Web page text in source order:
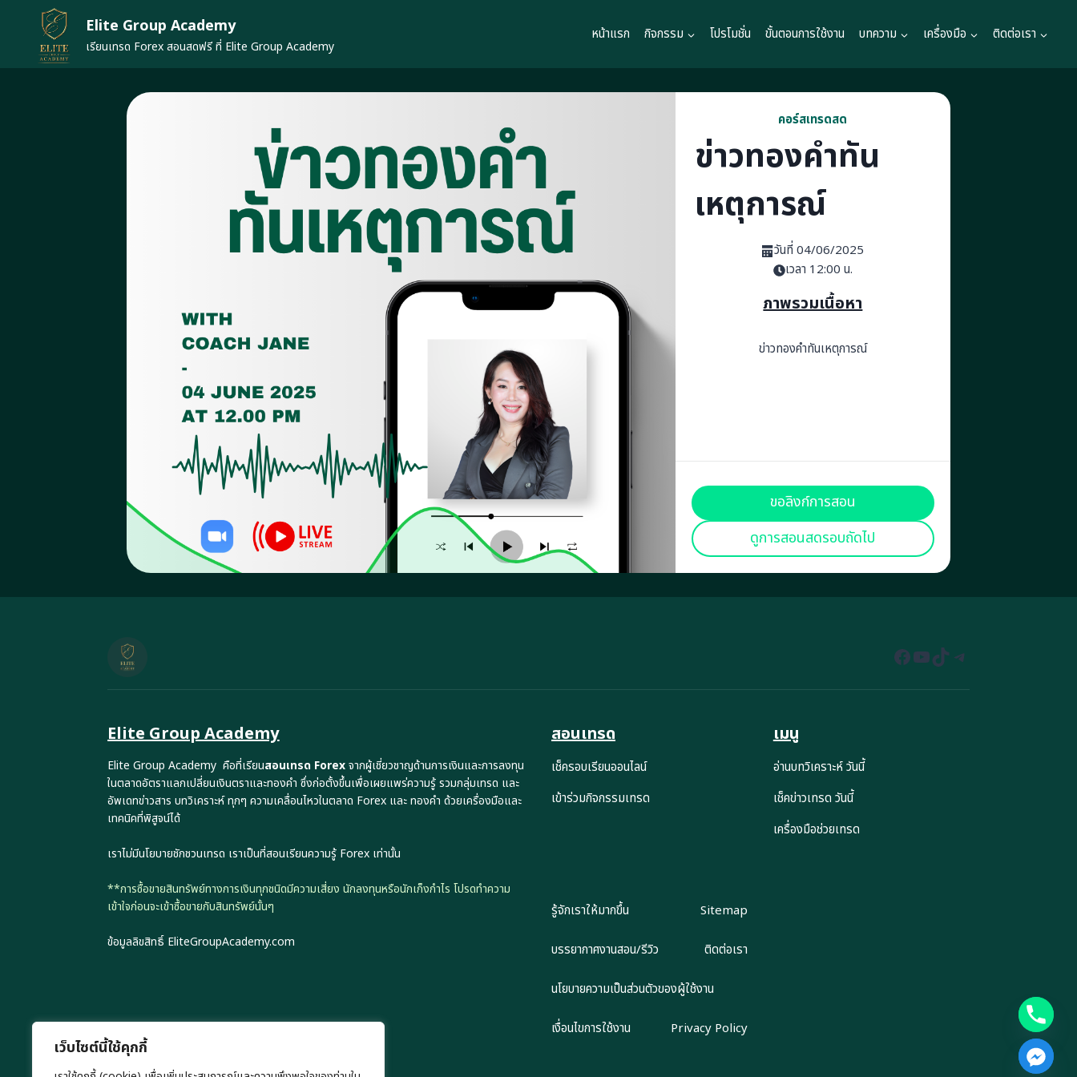
เว็บไซต์นี้ใช้คุกกี้
content
Elite Group Academy
เรียนเทรด Forex สอนสดฟรี ที่ Elite Group Academy
หน้าแรก กิจกรรม โปรโมชั่น ขั้นตอนการใช้งาน บทความ เครื่องมือ ติดต่อเรา
คอร์สเทรดสด
ข่าวทองคำทัน
เหตุการณ์
วันที่ 04/06/2025
เวลา 12:00 น.
ภาพรวมเนื้อหา
ข่าวทองคำทันเหตุการณ์
ขอลิงก์การสอน
ดูการสอนสดรอบถัดไป
Facebook
YouTube
TikTokTelegram
Elite Group Academy
Elite Group Academy คือที่เรียนสอนเทรด Forexจากผู้เชี่ยวชาญด้านการเงินและการลงทุน
ในตลาดอัตราแลกเปลี่ยนเงินตราและทองคำ ซึ่งก่อตั้งขึ้นเพื่อเผยแพร่ความรู้ รวมกลุ่มเทรด และ
อัพเดทข่าวสาร บทวิเคราะห์ ทุกๆ ความเคลื่อนไหวในตลาด Forex และ ทองคำ ด้วยเครื่องมือและ
เทคนิคที่พิสูจน์ได้
เราไม่มีนโยบายชักชวนเทรด เราเป็นที่สอนเรียนความรู้ Forex เท่านั้น
**การซื้อขายสินทรัพย์ทางการเงินทุกชนิดมีความเสี่ยง นักลงทุนหรือนักเก็งกำไร โปรดทำความ
เข้าใจก่อนจะเข้าซื้อขายกับสินทรัพย์นั้นๆ
ข้อมูลลิขสิทธิ์ EliteGroupAcademy.com
สอนเทรด
เช็ครอบเรียนออนไลน์
เข้าร่วมกิจกรรมเทรด
เมนู
อ่านบทวิเคราะห์ วันนี้
เช็คข่าวเทรด วันนี้
เครื่องมือช่วยเทรด
รู้จักเราให้มากขึ้น Sitemap
บรรยากาศงานสอน/รีวิว ติดต่อเรา
นโยบายความเป็นส่วนตัวของผู้ใช้งาน
เงื่อนไขการใช้งาน Privacy Policy